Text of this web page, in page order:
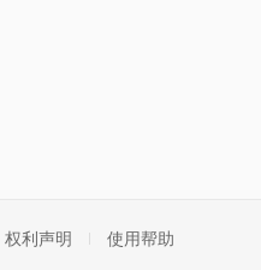
权利声明 使用帮助